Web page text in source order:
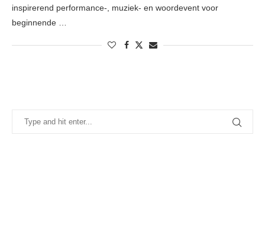
inspirerend performance-, muziek- en woordevent voor
beginnende …